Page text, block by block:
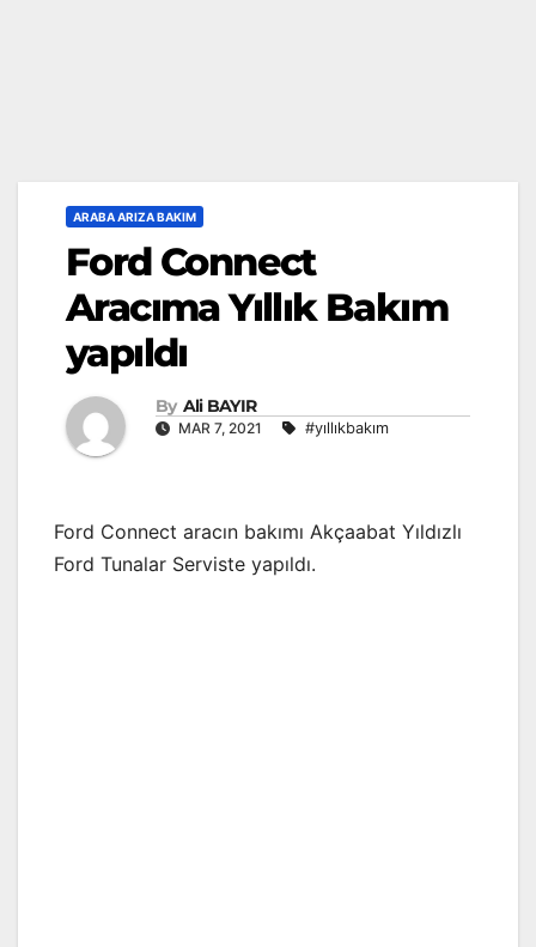
ARABA ARIZA BAKIM
Ford Connect
Aracıma Yıllık Bakım
yapıldı
By Ali BAYIR
MAR 7, 2021 #yıllıkbakım
Ford Connect aracın bakımı Akçaabat Yıldızlı
Ford Tunalar Serviste yapıldı.